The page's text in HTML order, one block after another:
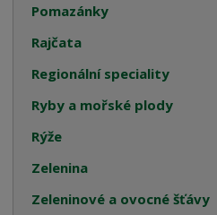
Pomazánky
Rajčata
Regionální speciality
Ryby a mořské plody
Rýže
Zelenina
Zeleninové a ovocné šťávy